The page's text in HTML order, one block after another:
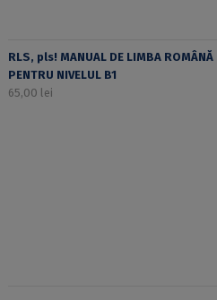
RLS, pls! MANUAL DE LIMBA ROMÂNĂ
PENTRU NIVELUL B1
65,00 lei